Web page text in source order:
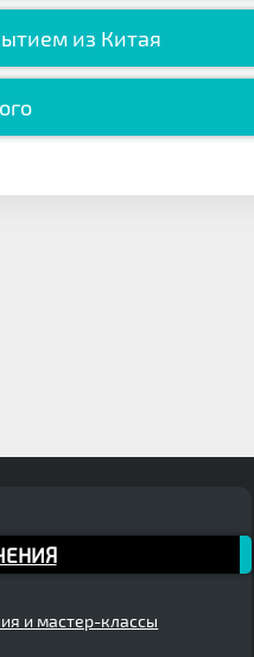
из Китая
и мастер-классы